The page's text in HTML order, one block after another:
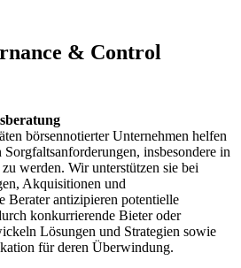
& Control
börsennotierter Unternehmen helfen
insbesondere in
werden. Wir unterstützen sie bei
Akquisitionen und
Berater antizipieren potentielle
konkurrierende Bieter oder
Lösungen und Strategien sowie
für deren Überwindung.